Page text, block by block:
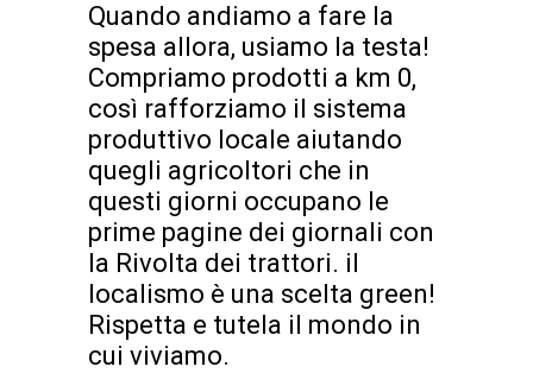
Quando andiamo a fare la
spesa allora, usiamo la testa!
Compriamo prodotti a km 0,
così rafforziamo il sistema
produttivo locale aiutando
quegli agricoltori che in
questi giorni occupano le
prime pagine dei giornali con
la Rivolta dei trattori. il
localismo è una scelta green!
Rispetta e tutela il mondo in
cui viviamo.